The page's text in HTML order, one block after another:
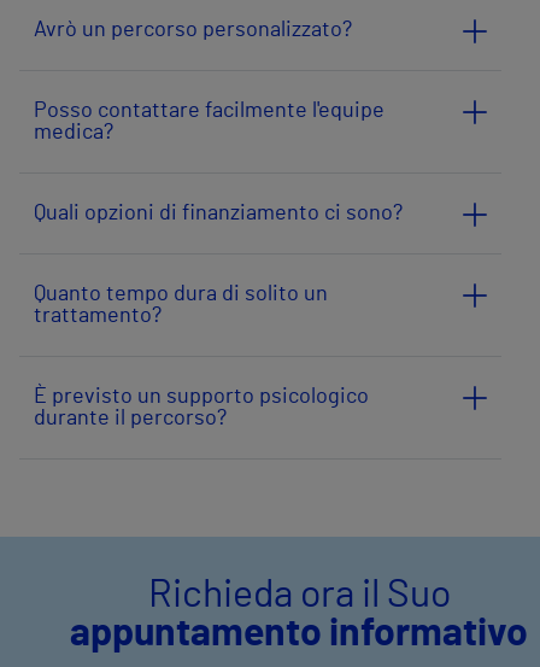
Avrò un percorso personalizzato?
Posso contattare facilmente l'equipe
medica?
Quali opzioni di finanziamento ci sono?
Quanto tempo dura di solito un
trattamento?
È previsto un supporto psicologico
durante il percorso?
Richieda ora il Suo
appuntamento informativo